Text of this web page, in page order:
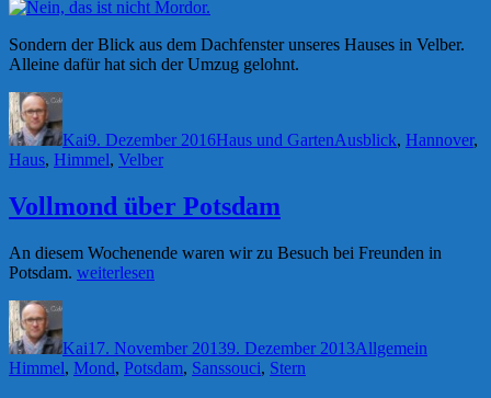
Sondern der Blick aus dem Dachfenster unseres Hauses in Velber.
Alleine dafür hat sich der Umzug gelohnt.
Autor
Kai9. Dezember 2016Haus und GartenAusblick, Hannover,
Haus, Himmel, Velber
Vollmond über Potsdam
An diesem Wochenende waren wir zu Besuch bei Freunden in
Potsdam. „Vollmond
weiterlesen
Autor
Kai17. November 20139. Dezember 2013Allgemein
Himmel, Mond, Potsdam, Sanssouci, Stern